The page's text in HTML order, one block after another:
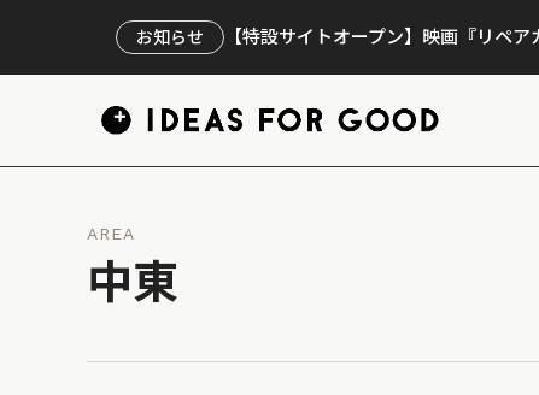
お知らせ 【特設サイトオープン】映画『リペ
AREA
中東